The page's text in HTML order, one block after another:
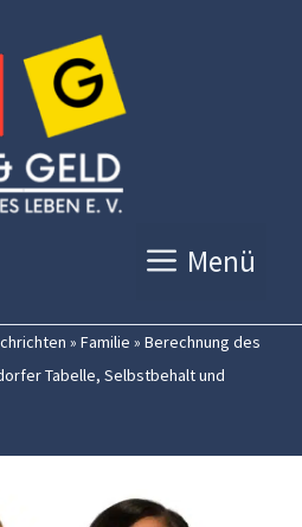
Menü
» Familie » Berechnung des
Tabelle, Selbstbehalt und